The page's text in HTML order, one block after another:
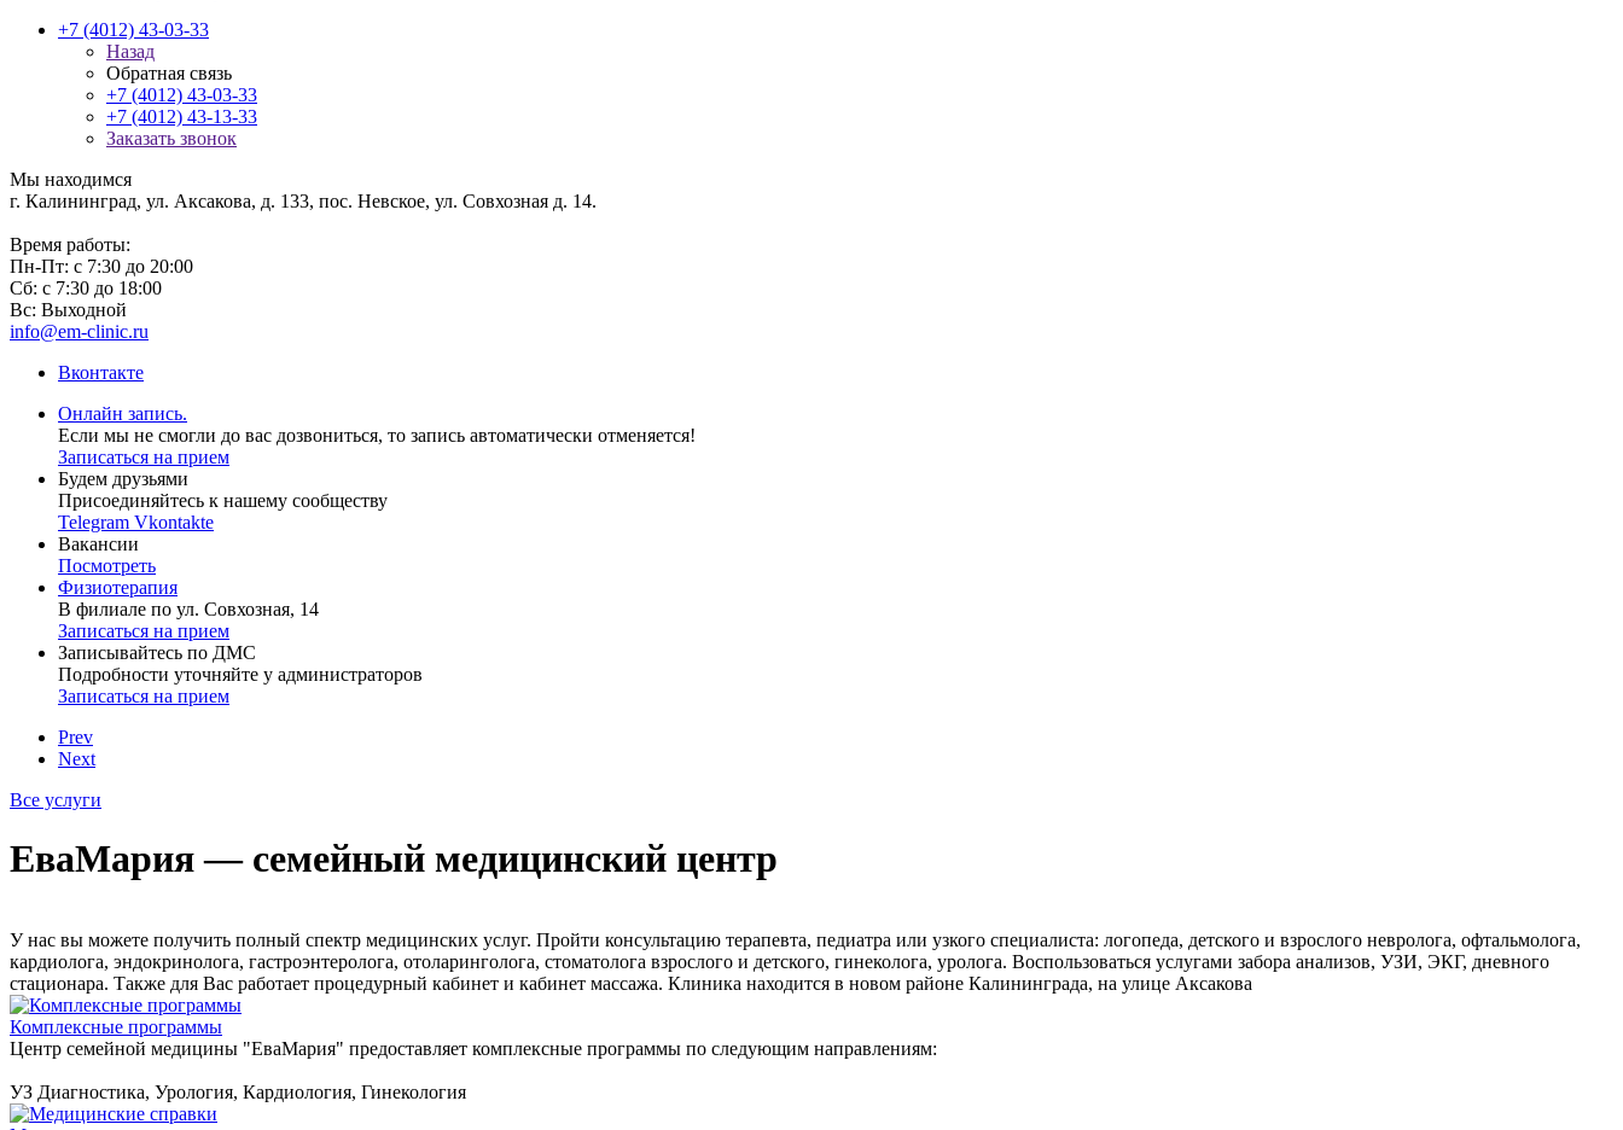
+7 (4012) 43-03-33
Назад
Обратная связь
+7 (4012) 43-03-33
+7 (4012) 43-13-33
Заказать звонок
Мы находимся
г. Калининград, ул. Аксакова, д. 133, пос. Невское, ул. Совхозная д. 14.
Время работы:
Пн-Пт: с 7:30 до 20:00
Сб: с 7:30 до 18:00
Вс: Выходной
info@em-clinic.ru
Вконтакте
Онлайн запись.
Если мы не смогли до вас дозвониться, то запись автоматически отменяется!
Записаться на прием
Будем друзьями
Присоединяйтесь к нашему сообществу
Telegram Vkontakte
Вакансии
Посмотреть
Физиотерапия
В филиале по ул. Совхозная, 14
Записаться на прием
Записывайтесь по ДМС
Подробности уточняйте у администраторов
Записаться на прием
Prev
Next
Все услуги
ЕваМария — семейный медицинский центр
У нас вы можете получить полный спектр медицинских услуг. Пройти консультацию терапевта, педиатра или узкого специалиста: логопеда, детского и взрослого невролога, офтальмолога,
кардиолога, эндокринолога, гастроэнтеролога, отоларинголога, стоматолога взрослого и детского, гинеколога, уролога. Воспользоваться услугами забора анализов, УЗИ, ЭКГ, дневного
стационара. Также для Вас работает процедурный кабинет и кабинет массажа. Клиника находится в новом районе Калининграда, на улице Аксакова
Комплексные программы
Центр семейной медицины "ЕваМария" предоставляет комплексные программы по следующим направлениям:
УЗ Диагностика, Урология, Кардиология, Гинекология